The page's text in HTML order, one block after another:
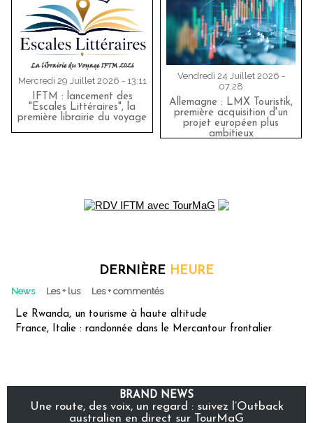
Mercredi 29 Juillet 2026 - 13:11
IFTM : lancement des
"Escales Littéraires", la
première librairie du voyage
Vendredi 24 Juillet 2026 -
07:28
Allemagne : LMX Touristik,
première acquisition d'un
projet européen plus
ambitieux
DERNIÈRE HEURE
News Les + lus Les + commentés
Le Rwanda, un tourisme à haute altitude
France, Italie : randonnée dans le Mercantour frontalier
BRAND NEWS
Une route, des voix, un regard : suivez l’Outback
australien en direct sur TourMaG